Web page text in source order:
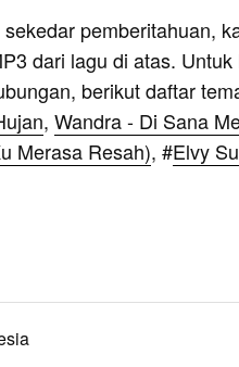
pemberitahuan,
dari lagu di atas.
berikut daftar
, Wandra - Di Sana
Merasa Resah), #Elvy